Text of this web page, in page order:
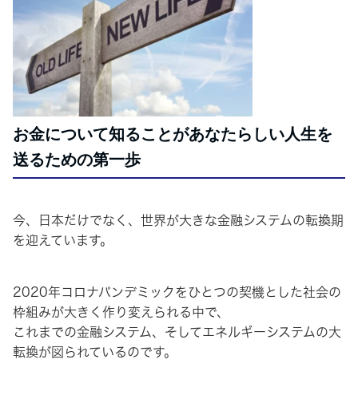
お金について知ることがあなたらしい人生を
送るための第一歩
今、日本だけでなく、世界が大きな金融システムの転換期
を迎えています。
2020年コロナパンデミックをひとつの契機とした社会の
枠組みが大きく作り変えられる中で、
これまでの金融システム、そしてエネルギーシステムの大
転換が図られているのです。